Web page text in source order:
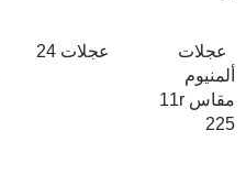
عجلات
ألمنيوم
مقاس 11r
225
عجلات 24